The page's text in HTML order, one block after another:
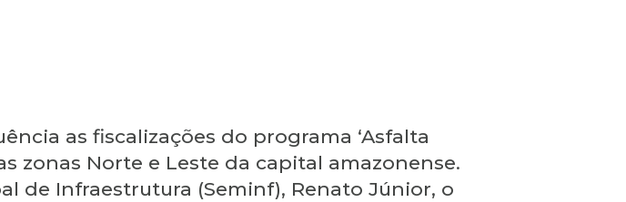
as fiscalizações do programa ‘Asfalta
zonas Norte e Leste da capital amazonense.
de Infraestrutura (Seminf), Renato Júnior, o